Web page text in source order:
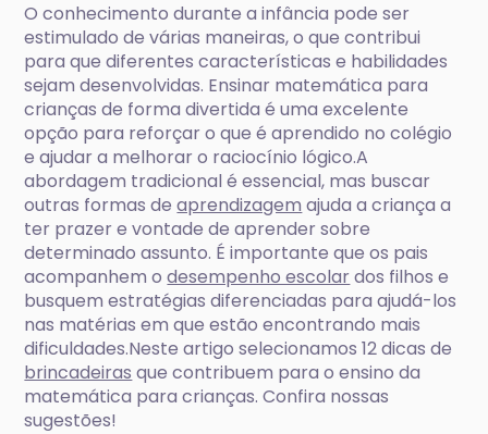
O conhecimento durante a infância pode ser
estimulado de várias maneiras, o que contribui
para que diferentes características e habilidades
sejam desenvolvidas. Ensinar matemática para
crianças de forma divertida é uma excelente
opção para reforçar o que é aprendido no colégio
e ajudar a melhorar o raciocínio lógico.A
abordagem tradicional é essencial, mas buscar
outras formas deaprendizagem ajuda a criança a
ter prazer e vontade de aprender sobre
determinado assunto. É importante que os pais
acompanhem odesempenho escolardos filhos e
busquem estratégias diferenciadas para ajudá-los
nas matérias em que estão encontrando mais
dificuldades.Neste artigo selecionamos 12 dicas de
brincadeiras que contribuem para o ensino da
matemática para crianças. Confira nossas
sugestões!